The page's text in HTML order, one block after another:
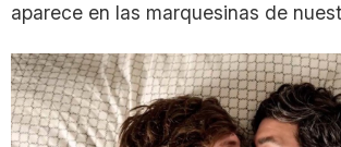
aparece en las marquesinas de